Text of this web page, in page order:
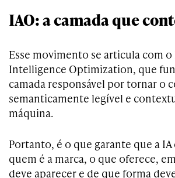
IAO: a camada que
Esse movimento se articula com
Intelligence Optimization, que
camada responsável por tornar o
semanticamente legível e
máquina.
Portanto, é o que garante que a
quem é a marca, o que oferece,
deve aparecer e de que forma